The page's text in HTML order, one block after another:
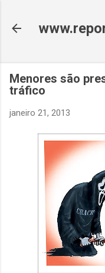
Menores são
tráfico
janeiro 21, 2013